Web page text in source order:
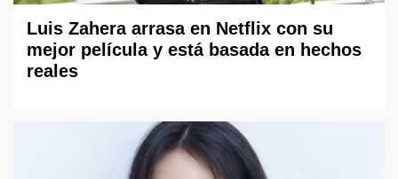
Luis Zahera arrasa en Netflix con su
mejor película y está basada en hechos
reales